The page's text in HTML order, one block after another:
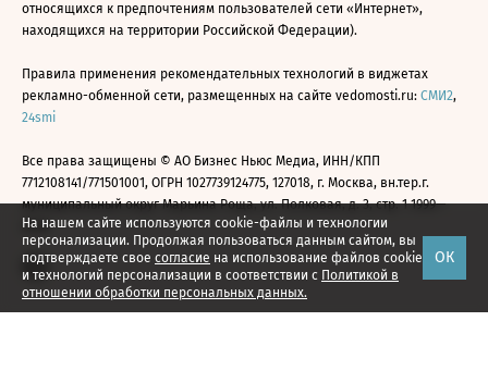
На нашем сайте используются cookie-файлы и технологии
персонализации. Продолжая пользоваться данным сайтом, вы
подтверждаете свое согласие на использование файлов cookie
и технологий персонализации в соответствии с Политикой в
отношении обработки персональных данных.
ОК
относящихся к предпочтениям пользователей сети «Интернет»,
находящихся на территории Российской Федерации).
Правила применения рекомендательных технологий в виджетах
рекламно-обменной сети, размещенных на сайте vedomosti.ru: СМИ2,
24smi
Все права защищены © АО Бизнес Ньюс Медиа, ИНН/КПП
7712108141/771501001, ОГРН 1027739124775, 127018, г. Москва, вн.тер.г.
муниципальный округ Марьина Роща, ул. Полковая, д. 3, стр. 1 1999—
2026